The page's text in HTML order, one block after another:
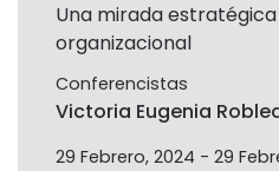
Una mirada
organizacional
Conferencistas
Victoria Eugenia
29 Febrero, 2024 - 29